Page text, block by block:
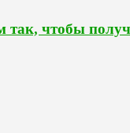
так, чтобы